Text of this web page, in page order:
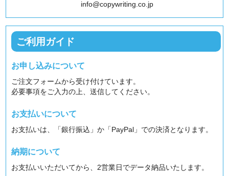
info@copywriting.co.jp
ご利用ガイド
お申し込みについて
ご注文フォームから受け付けています。
必要事項をご入力の上、送信してください。
お支払いについて
お支払いは、「銀行振込」か「PayPal」での決済となります。
納期について
お支払いいただいてから、2営業日でデータ納品いたします。